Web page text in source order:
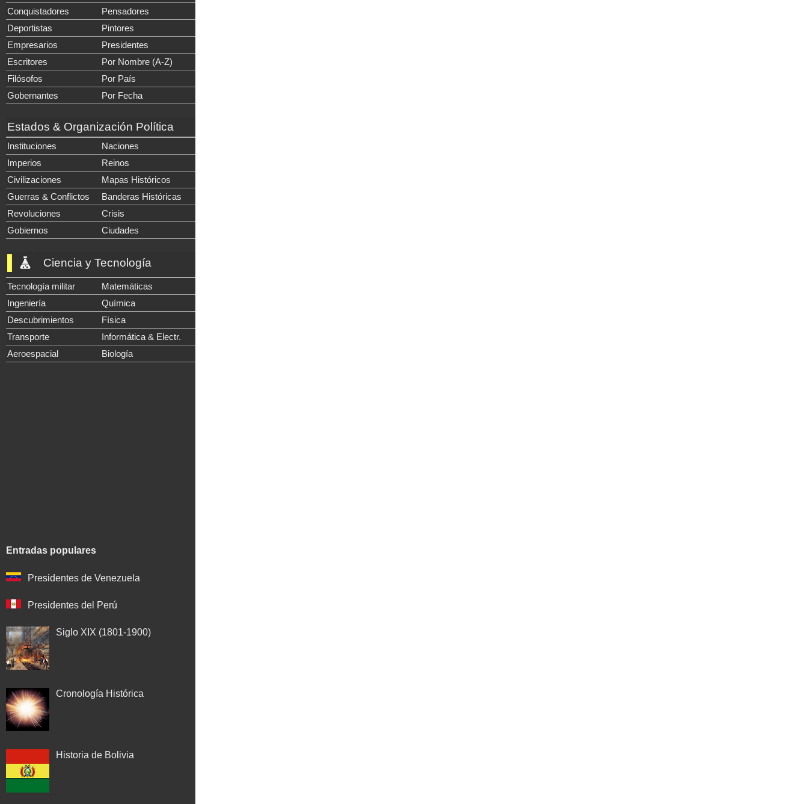
Conquistadores
Pensadores
Deportistas
Pintores
Empresarios
Presidentes
Escritores
Por Nombre (A-Z)
Filósofos
Por País
Gobernantes
Por Fecha
Estados & Organización Política
Instituciones
Naciones
Imperios
Reinos
Civilizaciones
Mapas Históricos
Guerras & Conflictos
Banderas Históricas
Revoluciones
Crisis
Gobiernos
Ciudades
Ciencia y Tecnología
Tecnología militar
Matemáticas
Ingeniería
Química
Descubrimientos
Física
Transporte
Informática & Electr.
Aeroespacial
Biología
Entradas populares
Presidentes de Venezuela
Presidentes del Perú
Siglo XIX (1801-1900)
Cronología Histórica
Historia de Bolivia